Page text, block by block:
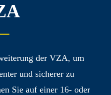
der VZA, um
und sicherer zu
Sie auf einer 16- oder